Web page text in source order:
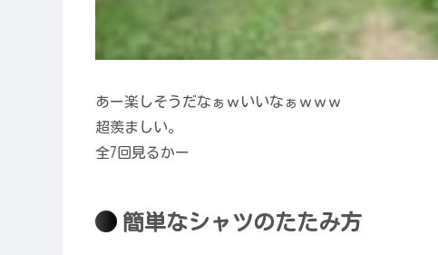
あー楽しそうだなぁｗいいなぁｗｗｗ
超羨ましい。
全7回見るかー
簡単なシャツのたたみ方